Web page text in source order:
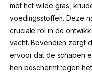
met het wilde gras,
voedingsstoffen. Deze
cruciale rol in de
vacht. Bovendien zorgt
ervoor dat de schapen
hen beschermt tegen